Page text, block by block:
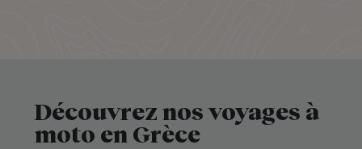
Découvrez nos voyages à
moto en Grèce